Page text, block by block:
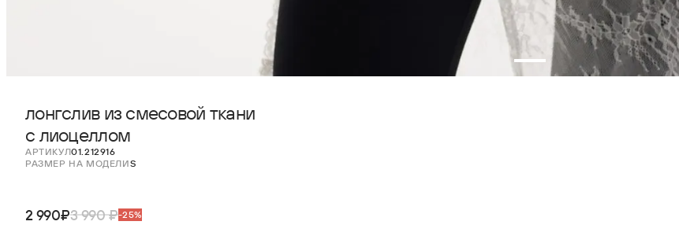
лонгслив из смесовой ткани
с лиоцеллом
АРТИКУЛ01.212916
РАЗМЕР НА МОДЕЛИS
2 990₽3 990 ₽-25%